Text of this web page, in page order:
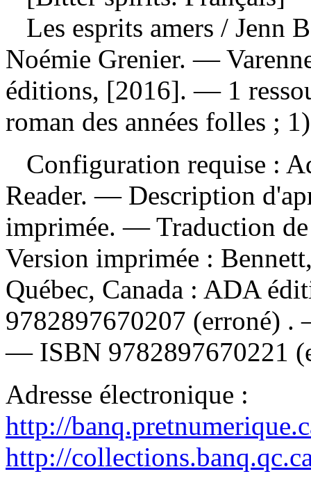
Les esprits amers / Jenn
Noémie Grenier. —
éditions, [2016]. — 1
roman des années folles ;
Configuration requise :
Reader. — Description
imprimée. —Traduction
Version imprimée :
Québec, Canada : ADA
9782897670207 (erroné)
— ISBN 9782897670221
Adresse électronique :
http://
http://